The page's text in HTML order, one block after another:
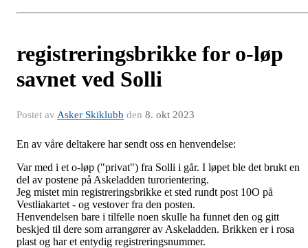
registreringsbrikke for o-løp
savnet ved Solli
Postet av Asker Skiklubb den 8. okt 2023
En av våre deltakere har sendt oss en henvendelse:
Var med i et o-løp ("privat") fra Solli i går. I løpet ble det brukt en
del av postene på Askeladden turorientering.
Jeg mistet min registreringsbrikke et sted rundt post 10O på
Vestliakartet - og vestover fra den posten.
Henvendelsen bare i tilfelle noen skulle ha funnet den og gitt
beskjed til dere som arrangører av Askeladden. Brikken er i rosa
plast og har et entydig registreringsnummer.